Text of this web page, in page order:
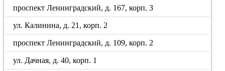
проспект Ленинградский, д. 167, корп. 3
ул. Калинина, д. 21, корп. 2
проспект Ленинградский, д. 109, корп. 2
ул. Дачная, д. 40, корп. 1